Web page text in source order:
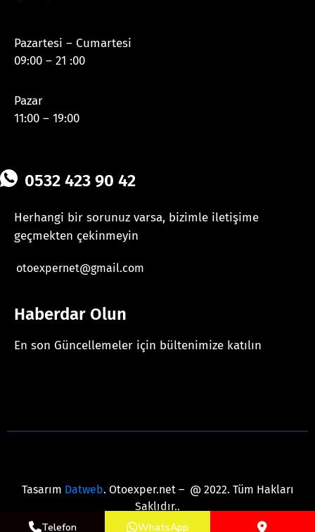
Pazartesi – Cumartesi
09:00 – 21 :00
Pazar
11:00 – 19:00
0532 423 90 42
Herhangi bir sorunuz varsa, bizimle iletişime
geçmekten çekinmeyin
otoexpernet@gmail.com
Haberdar Olun
En son Güncellemeler için bültenimize katılın
Tasarım Datweb. Otoexper.net – @ 2022. Tüm Hakları
Saklıdır..
Telefon
WhatsApp